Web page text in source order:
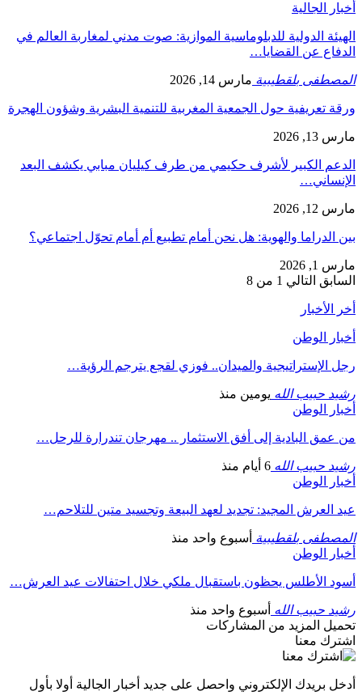
أخبار الجالية
الهيئة الدولية للدبلوماسية الموازية: صوت مدني لمغاربة العالم في
الدفاع عن القضايا…
المصطفى بلقطيبية مارس 14, 2026
ورقة تعريفية حول الجمعية المغربية للتنمية البشرية وشؤون الهجرة
مارس 13, 2026
الدعم الكبير لأشرف حكيمي من طرف كيليان مبابي يكشف البعد
الإنساني…
مارس 12, 2026
بين الدراما والهوية: هل نحن أمام تطبيع أم أمام تحوّل اجتماعي؟
مارس 1, 2026
السابق التالي 1 من 8
أخر الأخبار
أخبار الوطن
رجل الإستراتيجية والميدان.. فوزي لقجع يترجم الرؤية…
رشيد حبيب الله يومين منذ
أخبار الوطن
من عمق البادية إلى أفق الاستثمار .. مهرجان تندرارة للرحل…
رشيد حبيب الله 6 أيام منذ
أخبار الوطن
عيد العرش المجيد: تجديد لعهد البيعة وتجسيد متين للتلاحم…
المصطفى بلقطيبية أسبوع واحد منذ
أخبار الوطن
أسود الأطلس يحظون باستقبال ملكي خلال احتفالات عيد العرش…
رشيد حبيب الله أسبوع واحد منذ
تحميل المزيد من المشاركات
اشترك معنا
أدخل بريدك الإلكتروني واحصل على جديد أخبار الجالية أولا بأول